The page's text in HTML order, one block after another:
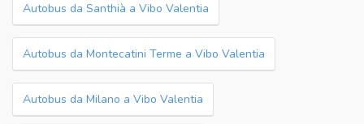
Autobus da Santhià a Vibo Valentia
Autobus da Montecatini Terme a Vibo Valentia
Autobus da Milano a Vibo Valentia